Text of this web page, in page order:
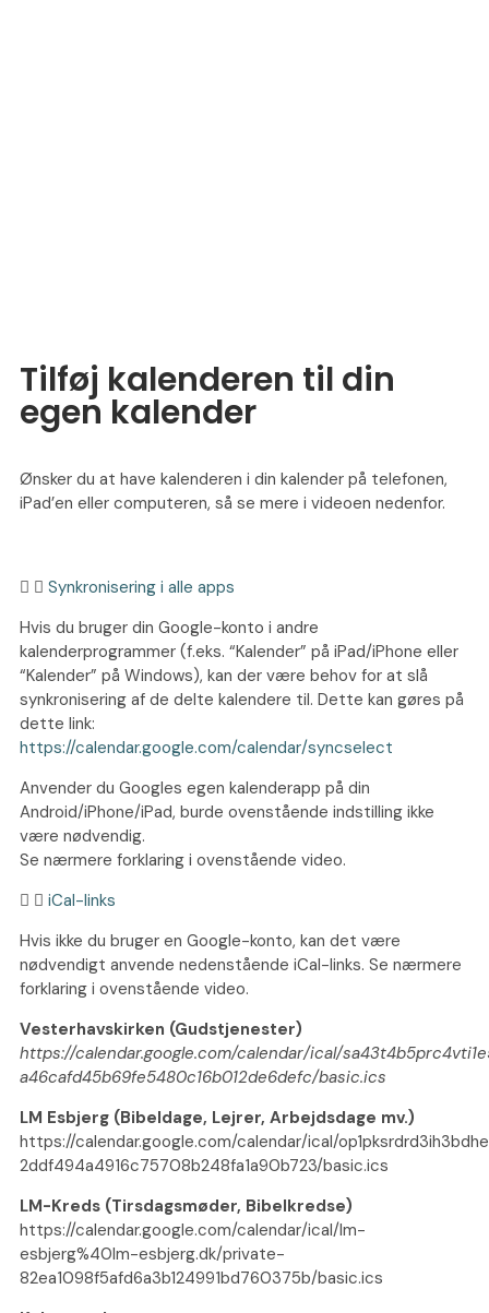
Tilføj kalenderen til din
egen kalender
Ønsker du at have kalenderen i din kalender på telefonen,
iPad’en eller computeren, så se mere i videoen nedenfor.
Synkronisering i alle apps​
Hvis du bruger din Google-konto i andre
kalenderprogrammer (f.eks. “Kalender” på iPad/iPhone eller
“Kalender” på Windows), kan der være behov for at slå
synkronisering af de delte kalendere til. Dette kan gøres på
dette link:
https://calendar.google.com/calendar/syncselect
Anvender du Googles egen kalenderapp på din
Android/iPhone/iPad, burde ovenstående indstilling ikke
være nødvendig.
Se nærmere forklaring i ovenstående video.
iCal-links
Hvis ikke du bruger en Google-konto, kan det være
nødvendigt anvende nedenstående iCal-links. Se nærmere
forklaring i ovenstående video.
Vesterhavskirken (Gudstjenester)
https://calendar.google.com/calendar/ical/
a46cafd45b69fe5480c16b012de6defc/basic.ics
LM Esbjerg (Bibeldage, Lejrer, Arbejdsdage mv.)
https://calendar.google.com/calendar/ical/
2ddf494a4916c75708b248fa1a90b723/basic.ics
LM-Kreds (Tirsdagsmøder, Bibelkredse)
https://calendar.google.com/calendar/ical/lm-
esbjerg%40lm-esbjerg.dk/private-
82ea1098f5afd6a3b124991bd760375b/basic.ics